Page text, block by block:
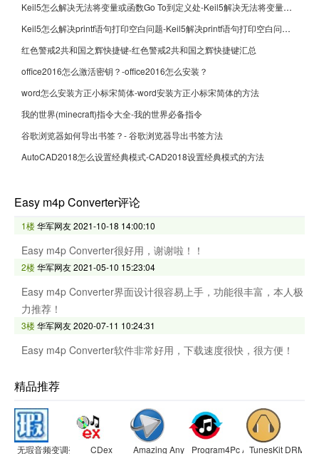
Keil5怎么解决无法将变量或函数Go To到定义处-Keil5解决无法将变量或函数Go To到定义处的方法
Keil5怎么解决printf语句打印空白问题-Keil5解决printf语句打印空白问题的方法
红色警戒2共和国之辉快捷键-红色警戒2共和国之辉快捷键汇总
office2016怎么激活密钥？-office2016怎么安装？
word怎么安装方正小标宋简体-word安装方正小标宋简体的方法
我的世界(minecraft)指令大全-我的世界必备指令
谷歌浏览器如何导出书签？- 谷歌浏览器导出书签方法
AutoCAD2018怎么设置经典模式-CAD2018设置经典模式的方法
Easy m4p Converter评论
1楼华军网友2021-10-18 14:00:10
Easy m4p Converter很好用，谢谢啦！！
2楼华军网友2021-05-10 15:23:04
Easy m4p Converter界面设计很容易上手，功能很丰富，本人极
力推荐！
3楼华军网友2020-07-11 10:24:31
Easy m4p Converter软件非常好用，下载速度很快，很方便！
精品推荐
无瑕音频变调变速软件CDex Amazing Any MP3 ConverterProgram4Pc Audio Converter
TunesKit DRM